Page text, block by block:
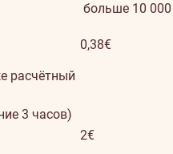
больше 10 000
расчётный
3 часов)
0,38€
2€